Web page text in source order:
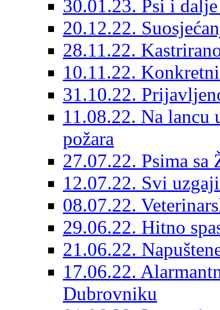
30.01.23. Psi i
20.12.22.
28.11.22.
10.11.22.
31.10.22.
11.08.22. Na
požara
27.07.22. Psima sa
12.07.22. Svi
08.07.22.
29.06.22. Hitno
21.06.22.
17.06.22.
Dubrovniku